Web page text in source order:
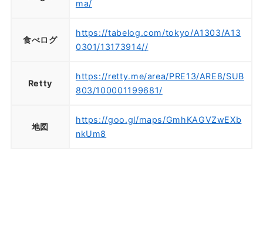
ma/
食べログ
https://tabelog.com/tokyo/A1303/A13
0301/13173914//
Retty
https://retty.me/area/PRE13/ARE8/SUB
803/100001199681/
地図
https://goo.gl/maps/GmhKAGVZwEXb
nkUm8